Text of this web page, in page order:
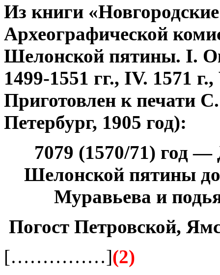
Из книги
Археографической
Шелонской пятины. I.
1499-1551 гг., IV. 1571
Приготовлен к печати
Петербург, 1905 год):
7079 (1570/71) год
Шелонской пятины
Муравьева и
Погост Петровской,
[……………](2)